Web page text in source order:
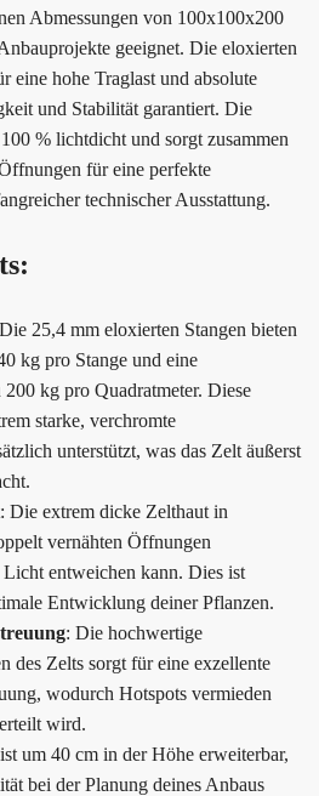
Abmessungen von 100x100x200
geeignet. Die eloxierten
eine hohe Traglast und absolute
und Stabilität garantiert. Die
% lichtdicht und sorgt zusammen
für eine perfekte
technischer Ausstattung.
25,4 mm eloxierten Stangen bieten
kg pro Stange und eine
kg pro Quadratmeter. Diese
starke, verchromte
unterstützt, was das Zelt äußerst
: Die extrem dicke Zelthaut in
vernähten Öffnungen
Licht entweichen kann. Dies ist
Entwicklung deiner Pflanzen.
: Die hochwertige
des Zelts sorgt für eine exzellente
wodurch Hotspots vermieden
wird.
um 40 cm in der Höhe erweiterbar,
bei der Planung deines Anbaus